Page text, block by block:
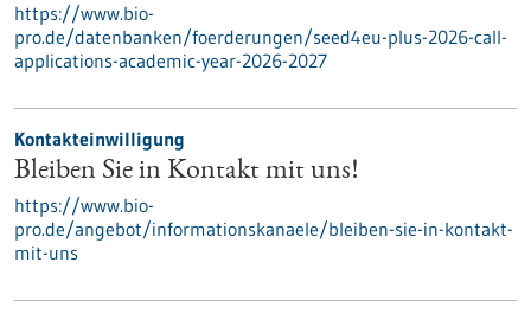
https://www.bio-
pro.de/datenbanken/foerderungen/seed4eu-plus-2026-call-
applications-academic-year-2026-2027
Kontakteinwilligung
Bleiben Sie in Kontakt mit uns!
https://www.bio-
pro.de/angebot/informationskanaele/bleiben-sie-in-kontakt-
mit-uns